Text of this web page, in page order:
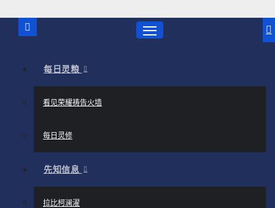
每日灵粮
看见荣耀祷告火墙
每日灵修
先知信息
拉比柯澜濯